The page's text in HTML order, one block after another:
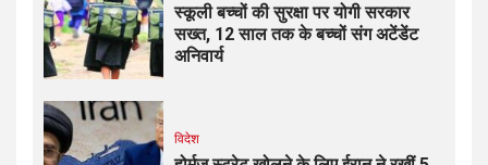
स्कूली बच्चों की सुरक्षा पर योगी सरकार
सख्त, 12 साल तक के बच्चों संग अटेंडेंट
अनिवार्य
विदेश